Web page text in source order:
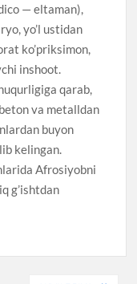
— eltaman),
yo’l ustidan
ko’priksimon,
inshoot.
qarab,
va metalldan
buyon
kelingan.
Afrosiyobni
g’ishtdan